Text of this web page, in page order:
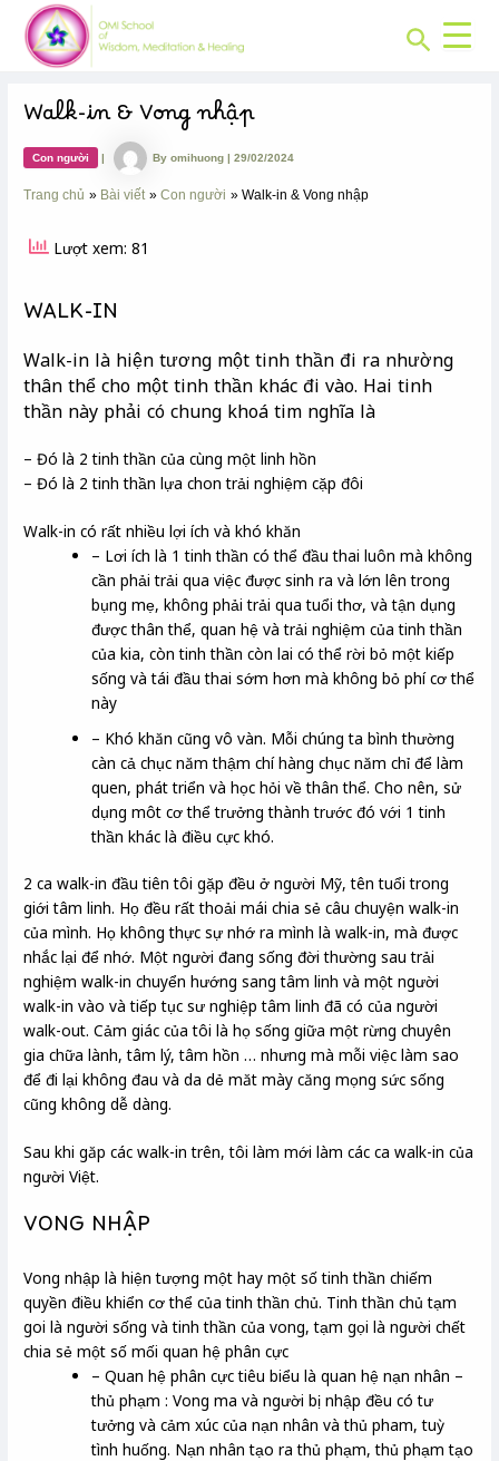
content
Search
Walk-in & Vong nhập
Con người | Byomihuong|29/02/2024
Trang chủ Bài viết Con người Walk-in & Vong nhập
Lượt xem: 81
WALK-IN
Walk-in là hiện tương một tinh thần đi ra nhường
thân thể cho một tinh thần khác đi vào. Hai tinh
thần này phải có chung khoá tim nghĩa là
– Đó là 2 tinh thần của cùng một linh hồn
– Đó là 2 tinh thần lựa chon trải nghiệm cặp đôi
Walk-in có rất nhiều lợi ích và khó khăn
– Lơi ích là 1 tinh thần có thể đầu thai luôn mà không
cần phải trải qua việc được sinh ra và lớn lên trong
bụng mẹ, không phải trải qua tuổi thơ, và tận dụng
được thân thể, quan hệ và trải nghiệm của tinh thần
của kia, còn tinh thần còn lai có thể rời bỏ một kiếp
sống và tái đầu thai sớm hơn mà không bỏ phí cơ thể
này
– Khó khăn cũng vô vàn. Mỗi chúng ta bình thường
càn cả chục năm thậm chí hàng chục năm chỉ để làm
quen, phát triển và học hỏi về thân thể. Cho nên, sử
dụng môt cơ thể trưởng thành trước đó với 1 tinh
thần khác là điều cực khó.
2 ca walk-in đầu tiên tôi gặp đều ở người Mỹ, tên tuổi trong
giới tâm linh. Họ đều rất thoải mái chia sẻ câu chuyện walk-in
của mình. Họ không thực sự nhớ ra mình là walk-in, mà được
nhắc lại để nhớ. Một người đang sống đời thường sau trải
nghiệm walk-in chuyển hướng sang tâm linh và một người
walk-in vào và tiếp tục sư nghiệp tâm linh đã có của người
walk-out. Cảm giác của tôi là họ sống giữa một rừng chuyên
gia chữa lành, tâm lý, tâm hồn … nhưng mà mỗi việc làm sao
để đi lại không đau và da dẻ măt mày căng mọng sức sống
cũng không dễ dàng.
Sau khi găp các walk-in trên, tôi làm mới làm các ca walk-in của
người Việt.
VONG NHẬP
Vong nhập là hiện tượng một hay một số tinh thần chiếm
quyền điều khiển cơ thể của tinh thần chủ. Tinh thần chủ tạm
goi là người sống và tinh thần của vong, tạm gọi là người chết
chia sẻ một số mối quan hệ phân cực
– Quan hệ phân cực tiêu biểu là quan hệ nạn nhân –
thủ phạm : Vong ma và người bị nhập đều có tư
tưởng và cảm xúc của nạn nhân và thủ pham, tuỳ
tình huống. Nạn nhân tạo ra thủ phạm, thủ phạm tạo
Post
navigation
CHUYÊN
MỤC: